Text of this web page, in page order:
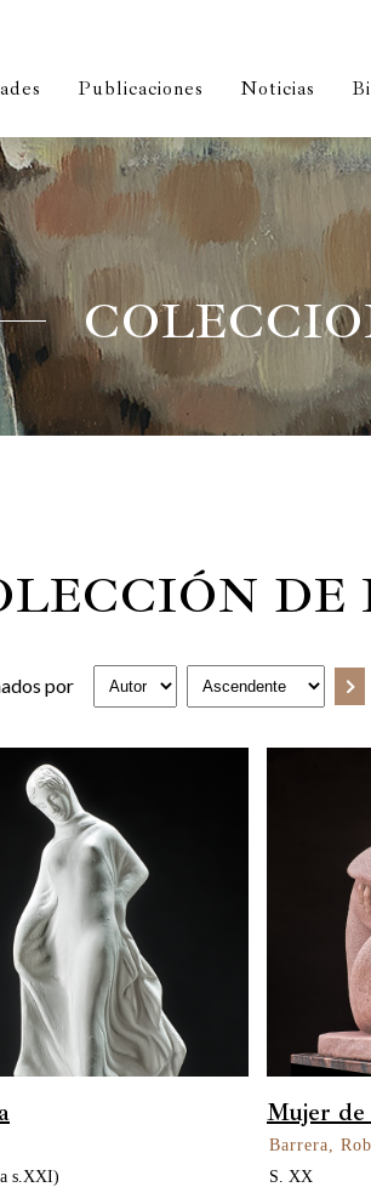
Publicaciones Noticias
DE
por
s.XXI)
Mujer
Barrera,
S. XX